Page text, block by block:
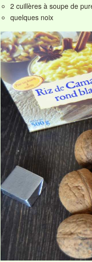
2 cuillères à soupe de
quelques noix